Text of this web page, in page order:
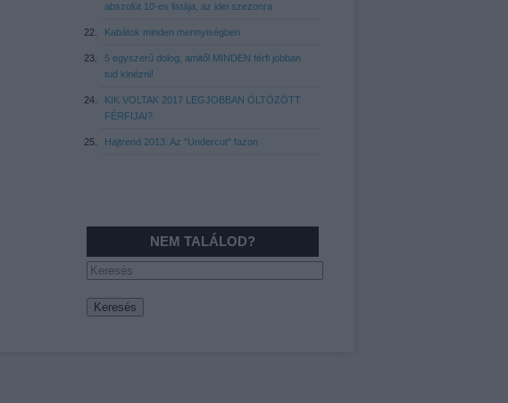
abszolút 10-es listája, az idei szezonra
Kabátok minden mennyiségben
5 egyszerű dolog, amitől MINDEN férfi jobban
tud kinézni!
KIK VOLTAK 2017 LEGJOBBAN ÖLTÖZÖTT
FÉRFIJAI?
Hajtrend 2013: Az "Undercut" fazon
NEM TALÁLOD?